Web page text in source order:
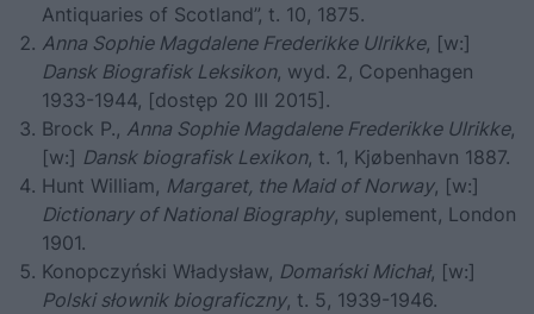
Antiquaries of Scotland”, t. 10, 1875.
Anna Sophie Magdalene Frederikke Ulrikke, [w:]
Dansk Biografisk Leksikon, wyd. 2, Copenhagen
1933-1944, [dostęp 20 III 2015].
Brock P., Anna Sophie Magdalene Frederikke Ulrikke,
[w:] Dansk biografisk Lexikon, t. 1, Kjøbenhavn 1887.
Hunt William, Margaret, the Maid of Norway, [w:]
Dictionary of National Biography, suplement, London
1901.
Konopczyński Władysław, Domański Michał, [w:]
Polski słownik biograficzny, t. 5, 1939-1946.